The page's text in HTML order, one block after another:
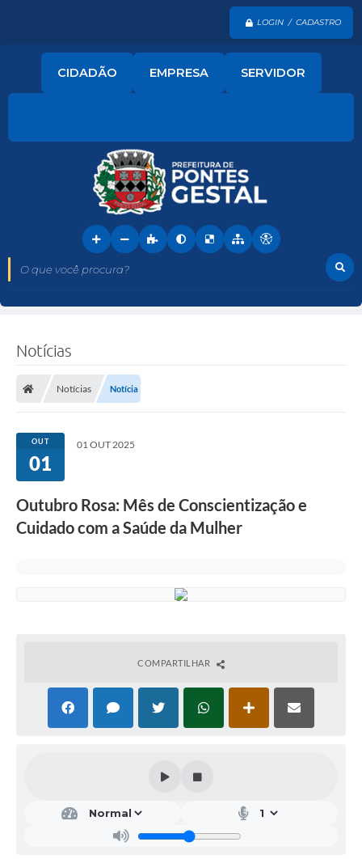
LOGIN / CADASTRO
O que você procura?
CIDADÃO EMPRESA SERVIDOR
Notícias
Notícias Notícia
OUT
01
01 OUT 2025
Outubro Rosa: Mês de Conscientização e
Cuidado com a Saúde da Mulher
COMPARTILHAR